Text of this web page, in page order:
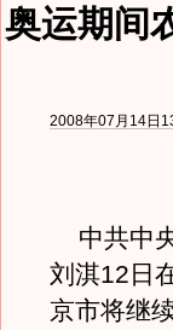
奥运期间
2008年07月14日
中共中
刘淇12日
京市将继